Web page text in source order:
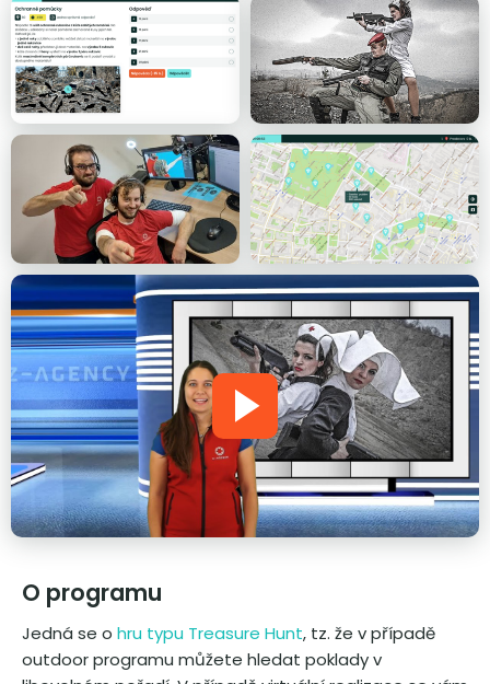
O programu
Jedná se o hru typu Treasure Hunt, tz. že v případě
outdoor programu můžete hledat poklady v